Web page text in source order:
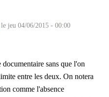
le jeu 04/06/2015 - 00:00
sans que l'on
entre les deux. On notera
comme l'absence